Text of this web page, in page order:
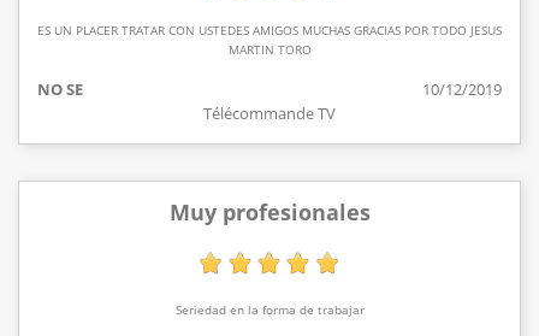
ES UN PLACER TRATAR CON USTEDES AMIGOS MUCHAS GRACIAS POR TODO JESUS
MARTIN TORO
NO SE
10/12/2019
Télécommande TV
Muy profesionales
Seriedad en la forma de trabajar